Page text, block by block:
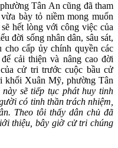
Tân An cũng đã tham
bày tỏ niềm mong muốn
hết lòng với công việc của
đời sống nhân dân, sâu sát,
cho cấp ủy chính quyền các
cải thiện và nâng cao đời
cử tri trước cuộc bầu cử
khối Xuân Mỹ, phường Tân
sẽ tiếp tục phát huy tinh
có tinh thần trách nhiệm,
Theo tôi thấy dân chủ đã
thiệu, bây giờ cử tri chúng